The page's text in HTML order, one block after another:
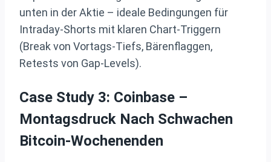
unten in der Aktie – ideale Bedingungen für
Intraday‑Shorts mit klaren Chart‑Triggern
(Break von Vortags‑Tiefs, Bärenflaggen,
Retests von Gap‑Levels).
Case Study 3: Coinbase –
Montagsdruck Nach Schwachen
Bitcoin-Wochenenden